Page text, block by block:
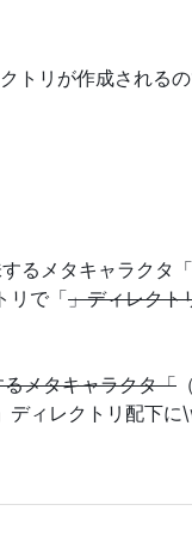
トリが作成される
るメタキャラクタ「
リで「」ディレクト
メタキャラクタ「
ディレクトリ配下